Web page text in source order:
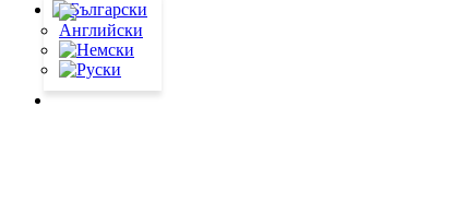
facebook
linkedin
youtube